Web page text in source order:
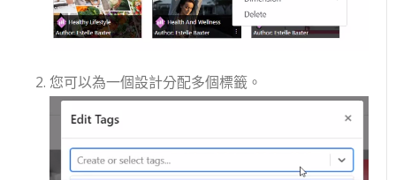
您可以為一個設計分配多個標籤。